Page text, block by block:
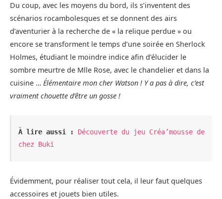
Du coup, avec les moyens du bord, ils s’inventent des
scénarios rocambolesques et se donnent des airs
d’aventurier à la recherche de « la relique perdue » ou
encore se transforment le temps d’une soirée en Sherlock
Holmes, étudiant le moindre indice afin d’élucider le
sombre meurtre de Mlle Rose, avec le chandelier et dans la
cuisine … Élémentaire mon cher Watson ! Y a pas à dire, c’est
vraiment chouette d’être un gosse !
À lire aussi :
Découverte du jeu Créa’mousse de
chez Buki
Évidemment, pour réaliser tout cela, il leur faut quelques
accessoires et jouets bien utiles.